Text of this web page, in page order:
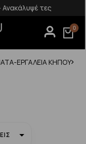
τες
0
ΕΡΓΑΛΕΙΑ ΚΗΠΟΥ